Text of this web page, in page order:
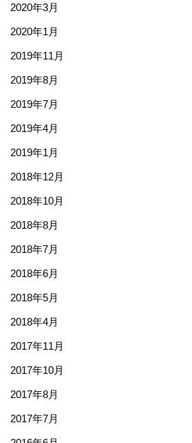
2020年3月
2020年1月
2019年11月
2019年8月
2019年7月
2019年4月
2019年1月
2018年12月
2018年10月
2018年8月
2018年7月
2018年6月
2018年5月
2018年4月
2017年11月
2017年10月
2017年8月
2017年7月